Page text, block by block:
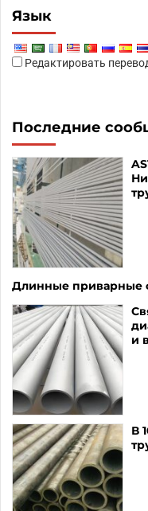
Язык
Редактировать
Последние
Длинные приварные
и
В